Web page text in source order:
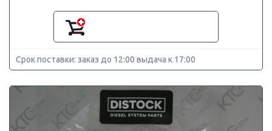
Срок поставки: заказ до 12:00 выдача к 17:00